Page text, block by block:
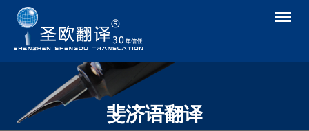
返回
斐济语翻译